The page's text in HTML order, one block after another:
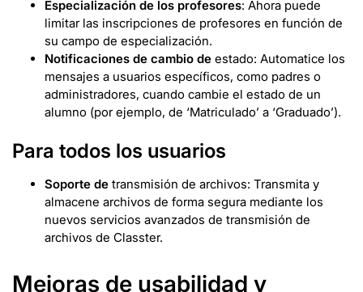
Especialización de los profesores: Ahora puede
limitar las inscripciones de profesores en función de
su campo de especialización.
Notificaciones de cambio de estado: Automatice los
mensajes a usuarios específicos, como padres o
administradores, cuando cambie el estado de un
alumno (por ejemplo, de ‘Matriculado’ a ‘Graduado’).
Para todos los usuarios
Soporte de transmisión de archivos: Transmita y
almacene archivos de forma segura mediante los
nuevos servicios avanzados de transmisión de
archivos de Classter.
Mejoras de usabilidad y